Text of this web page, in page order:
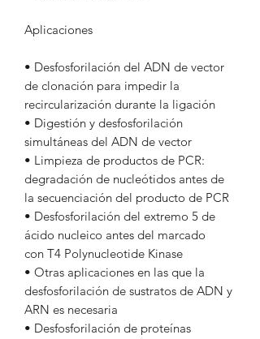
Aplicaciones
• Desfosforilación del ADN de vector
de clonación para impedir la
recircularización durante la ligación
• Digestión y desfosforilación
simultáneas del ADN de vector
• Limpieza de productos de PCR:
degradación de nucleótidos antes de
la secuenciación del producto de PCR
• Desfosforilación del extremo 5 de
ácido nucleico antes del marcado
con T4 Polynucleotide Kinase
• Otras aplicaciones en las que la
desfosforilación de sustratos de ADN y
ARN es necesaria
• Desfosforilación de proteínas